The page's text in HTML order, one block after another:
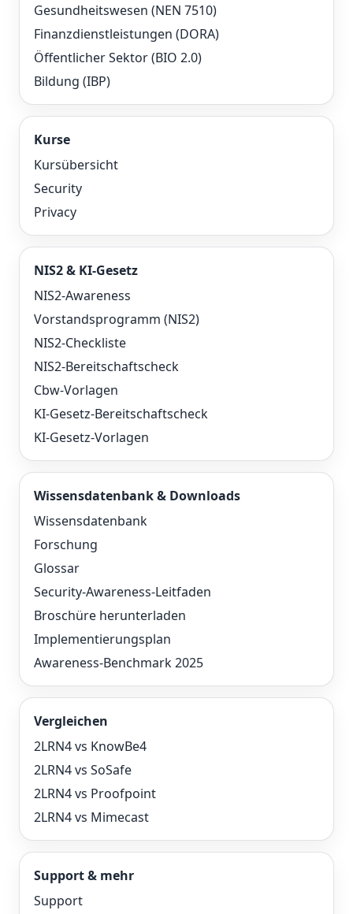
Gesundheitswesen (NEN 7510)
Finanzdienstleistungen (DORA)
Öffentlicher Sektor (BIO 2.0)
Bildung (IBP)
Kurse
Kursübersicht
Security
Privacy
NIS2 & KI-Gesetz
NIS2-Awareness
Vorstandsprogramm (NIS2)
NIS2-Checkliste
NIS2-Bereitschaftscheck
Cbw-Vorlagen
KI-Gesetz-Bereitschaftscheck
KI-Gesetz-Vorlagen
Wissensdatenbank & Downloads
Wissensdatenbank
Forschung
Glossar
Security-Awareness-Leitfaden
Broschüre herunterladen
Implementierungsplan
Awareness-Benchmark 2025
Vergleichen
2LRN4 vs KnowBe4
2LRN4 vs SoSafe
2LRN4 vs Proofpoint
2LRN4 vs Mimecast
Support & mehr
Support